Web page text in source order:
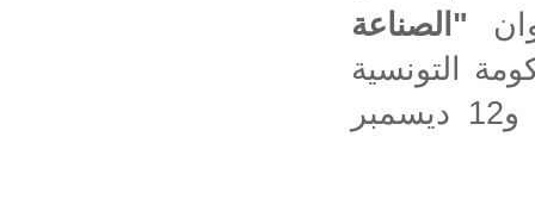
" الصناعة
التونسية
والسيد الوزير الأول الجزائري، وذلك يوم 11 و12 ديسمبر